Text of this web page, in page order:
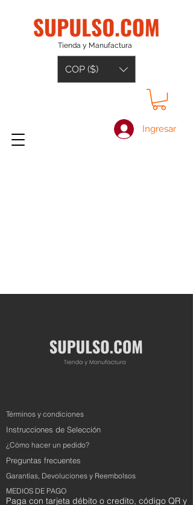
Ingresar
Tienda y Manufactura
COP ($)
Términos y condiciones
Instrucciones de Selección
¿Cómo hacer un pedido?
Preguntas frecuentes
Garantías, Devoluciones y Reembolsos
MEDIOS DE PAGO
Paga con tarjeta débito o credito, código QR y